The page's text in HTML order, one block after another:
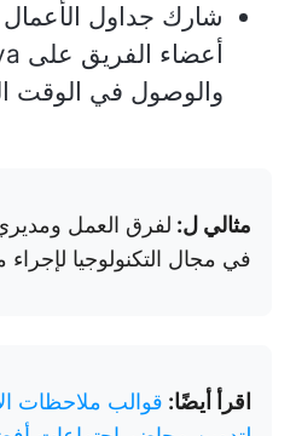
شارك جداول
والوصول في الوقت
مثالي ل: لفرق العمل
في مجال التكنولوجيا لإجراء
اقرأ أيضًا: قوالب ملاحظات